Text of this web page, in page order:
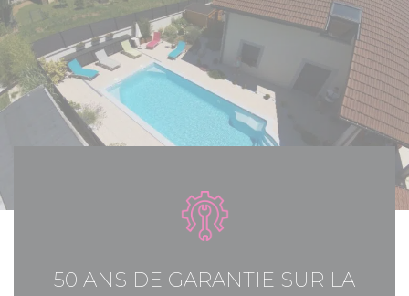
50 ANS DE GARANTIE SUR LA